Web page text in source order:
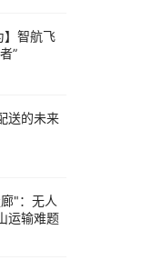
】智航飞
”
送的未来
"：无人
运输难题